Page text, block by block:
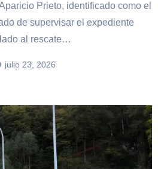
Prieto, identificado como el
de supervisar el expediente
al rescate…
julio 23, 2026